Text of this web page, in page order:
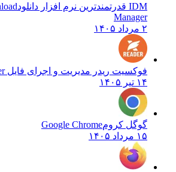
IDM قدرتمندترین نرم افزار دانلود
Manager
۲ مرداد ۱۴۰۵
فوکسیت ریدر مدیریت و اجرای فایل PDF
۱۴ تیر ۱۴۰۵
گوگل کرومGoogle Chrome
۱۵ مرداد ۱۴۰۵